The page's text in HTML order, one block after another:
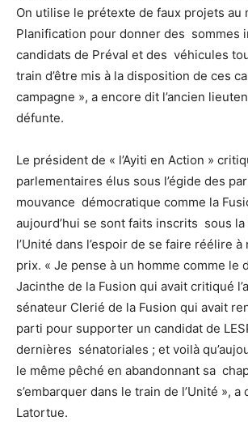
On utilise le prétexte de faux projets au
Planification pour donner des sommes
candidats de Préval et des véhicules
train d’être mis à la disposition de ces
campagne », a encore dit l’ancien
défunte.
Le président de « l’Ayiti en Action »
parlementaires élus sous l’égide des
mouvance démocratique comme la
aujourd’hui se sont faits inscrits sous
l’Unité dans l’espoir de se faire réélire à
prix. « Je pense à un homme comme le
Jacinthe de la Fusion qui avait critiqué
sénateur Clerié de la Fusion qui avait
parti pour supporter un candidat de
dernières sénatoriales ; et voilà
le même pêché en abandonnant sa
s’embarquer dans le train de l’Unité », a
Latortue.